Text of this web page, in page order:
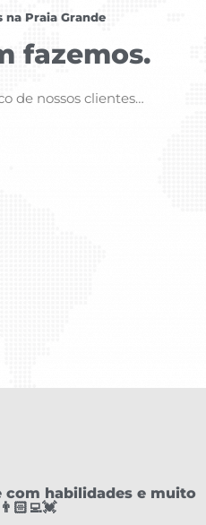
na Praia Grande
fazemos.
de nossos clientes…
habilidades e muito